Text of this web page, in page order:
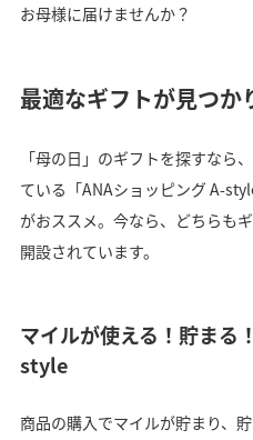
お母様に届けませんか？
最適なギフトが見つか
「母の日」のギフトを探すなら
ている「ANAショッピング A-
がおススメ。今なら、どちらも
開設されています。
マイルが使える！貯まる
style
商品の購入でマイルが貯まり、